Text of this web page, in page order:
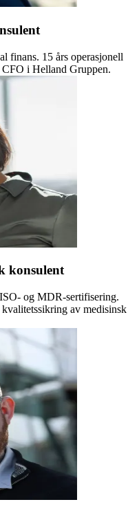
finans. 15 års operasjonell
i Helland Gruppen.
konsulent
og MDR-sertifisering.
av medisinsk